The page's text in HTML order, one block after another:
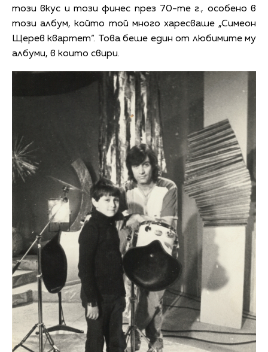
този вкус и този финес през 70-те г., особено в
този албум, който той много харесваше „Симеон
Щерев квартет“. Това беше един от любимите му
албуми, в които свири.